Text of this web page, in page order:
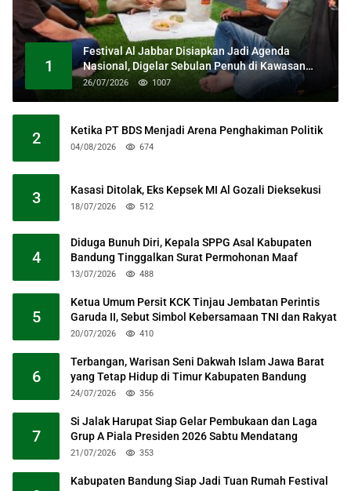
1
Festival Al Jabbar Disiapkan Jadi Agenda
Nasional, Digelar Sebulan Penuh di Kawasan
Masjid Raya Al Jabbar
26/07/2026 1007
2 Ketika PT BDS Menjadi Arena Penghakiman Politik
04/08/2026 674
3 Kasasi Ditolak, Eks Kepsek MI Al Gozali Dieksekusi
18/07/2026 512
4
Diduga Bunuh Diri, Kepala SPPG Asal Kabupaten
Bandung Tinggalkan Surat Permohonan Maaf
13/07/2026 488
5
Ketua Umum Persit KCK Tinjau Jembatan Perintis
Garuda II, Sebut Simbol Kebersamaan TNI dan Rakyat
20/07/2026 410
6
Terbangan, Warisan Seni Dakwah Islam Jawa Barat
yang Tetap Hidup di Timur Kabupaten Bandung
24/07/2026 356
7
Si Jalak Harupat Siap Gelar Pembukaan dan Laga
Grup A Piala Presiden 2026 Sabtu Mendatang
21/07/2026 353
Kabupaten Bandung Siap Jadi Tuan Rumah Festival